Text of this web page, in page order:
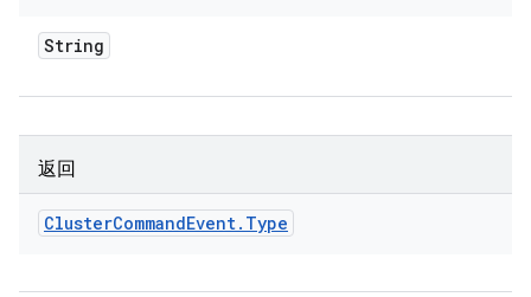
String
返回
ClusterCommandEvent. Type